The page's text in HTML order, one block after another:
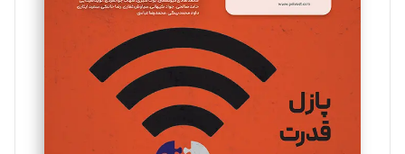
مینا پاکدل
یسنا امان‌پور
تحریریه